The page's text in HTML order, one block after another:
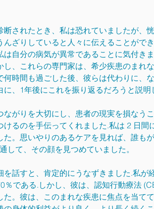
されたとき、私は恐れていましたが、
ざりしていると人々に伝えることがで
自分の病気が異常であることに気付き
、これらの専門家は、希少疾患のまれ
時間も過ごした後、彼らは代わりに、
、1年後にこれを振り返るだろうと説
がりを大切にし、患者の現実を損なう
るのを手伝ってくれました.私は 2 日間
。思いやりのあるケアを見れば、誰も
して、その顔を見つめていました。
話すと、肯定的にうなずきました.私が
である.しかし、彼は、認知行動療法
。彼は、このまれな疾患に焦点を当て